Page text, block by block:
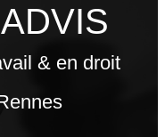
& en droit